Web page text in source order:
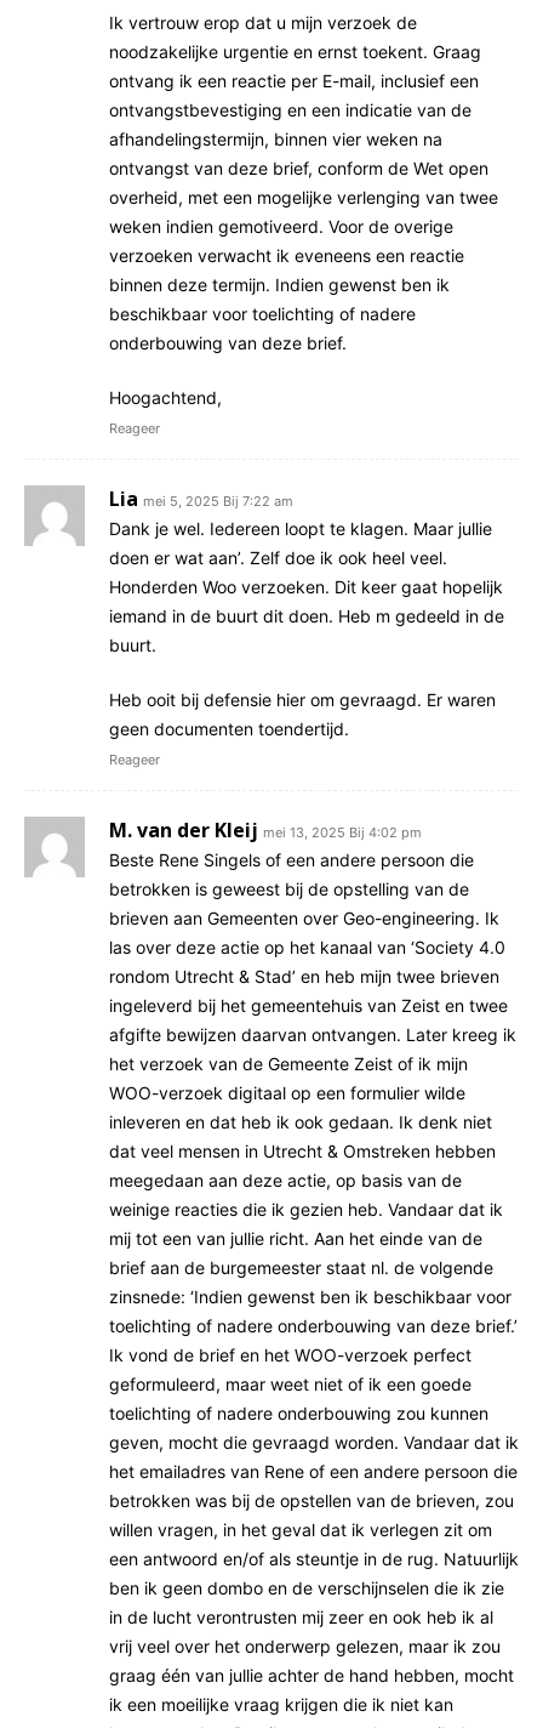
Ik vertrouw erop dat u mijn verzoek de
noodzakelijke urgentie en ernst toekent. Graag
ontvang ik een reactie per E-mail, inclusief een
ontvangstbevestiging en een indicatie van de
afhandelingstermijn, binnen vier weken na
ontvangst van deze brief, conform de Wet open
overheid, met een mogelijke verlenging van twee
weken indien gemotiveerd. Voor de overige
verzoeken verwacht ik eveneens een reactie
binnen deze termijn. Indien gewenst ben ik
beschikbaar voor toelichting of nadere
onderbouwing van deze brief.
Hoogachtend,
Reageer
Lia mei 5, 2025 Bij 7:22 am
Dank je wel. Iedereen loopt te klagen. Maar jullie
doen er wat aan’. Zelf doe ik ook heel veel.
Honderden Woo verzoeken. Dit keer gaat hopelijk
iemand in de buurt dit doen. Heb m gedeeld in de
buurt.
Heb ooit bij defensie hier om gevraagd. Er waren
geen documenten toendertijd.
Reageer
M. van der Kleij mei 13, 2025 Bij 4:02 pm
Beste Rene Singels of een andere persoon die
betrokken is geweest bij de opstelling van de
brieven aan Gemeenten over Geo-engineering. Ik
las over deze actie op het kanaal van ‘Society 4.0
rondom Utrecht & Stad’ en heb mijn twee brieven
ingeleverd bij het gemeentehuis van Zeist en twee
afgifte bewijzen daarvan ontvangen. Later kreeg ik
het verzoek van de Gemeente Zeist of ik mijn
WOO-verzoek digitaal op een formulier wilde
inleveren en dat heb ik ook gedaan. Ik denk niet
dat veel mensen in Utrecht & Omstreken hebben
meegedaan aan deze actie, op basis van de
weinige reacties die ik gezien heb. Vandaar dat ik
mij tot een van jullie richt. Aan het einde van de
brief aan de burgemeester staat nl. de volgende
zinsnede: ‘Indien gewenst ben ik beschikbaar voor
toelichting of nadere onderbouwing van deze brief.’
Ik vond de brief en het WOO-verzoek perfect
geformuleerd, maar weet niet of ik een goede
toelichting of nadere onderbouwing zou kunnen
geven, mocht die gevraagd worden. Vandaar dat ik
het emailadres van Rene of een andere persoon die
betrokken was bij de opstellen van de brieven, zou
willen vragen, in het geval dat ik verlegen zit om
een antwoord en/of als steuntje in de rug. Natuurlijk
ben ik geen dombo en de verschijnselen die ik zie
in de lucht verontrusten mij zeer en ook heb ik al
vrij veel over het onderwerp gelezen, maar ik zou
graag één van jullie achter de hand hebben, mocht
ik een moeilijke vraag krijgen die ik niet kan